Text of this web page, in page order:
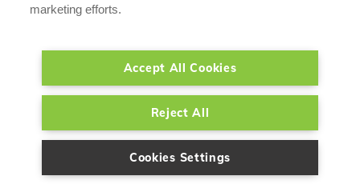
Carglass®/ Autoglass®son marcas registradas de Belron Group SA y sus
empresas afiliadas.
Síguenos:
marketing efforts.
Accept All Cookies
Reject All
Cookies Settings